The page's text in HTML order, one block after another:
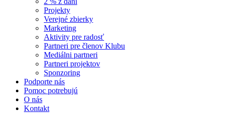
Projekty
Verejné zbierky
Marketing
Aktivity pre radosť
Partneri pre členov Klubu
Mediálni partneri
Partneri projektov
Sponzoring
Podporte nás
Pomoc potrebujú
O nás
Kontakt